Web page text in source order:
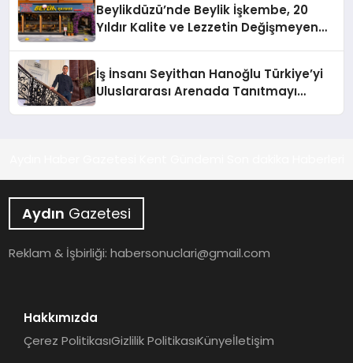
Hayata Geçirecek
Beylikdüzü’nde Beylik İşkembe, 20
Yıldır Kalite ve Lezzetin Değişmeyen
İş İnsanı Seyithan Hanoğlu Türkiye’yi
Uluslararası Arenada Tanıtmayı
Aydın Gazetesi
Reklam & İşbirliği:habersonuclari@gmail.com
Hakkımızda
Çerez PolitikasıGizlilik PolitikasıKünyeİletişim